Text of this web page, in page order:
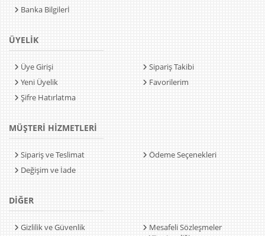
Banka Bilgilerİ
ÜYELİK
Üye Girişi
Yeni Üyelik
Şifre Hatırlatma
Sipariş Takibi
Favorilerim
MÜŞTERİ HİZMETLERİ
Sipariş ve Teslimat
Değişim ve İade
Ödeme Seçenekleri
DİĞER
Gizlilik ve Güvenlik
Mesafeli Sözleşmeler